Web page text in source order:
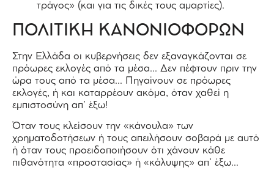
τράγος» (και για τις δικές τους αμαρτίες).
ΠΟΛΙΤΙΚΗ ΚΑΝΟΝΙΟΦΟΡΩΝ
Στην Ελλάδα οι κυβερνήσεις δεν εξαναγκάζονται σε
πρόωρες εκλογές από τα μέσα… Δεν πέφτουν πριν την
ώρα τους από τα μέσα… Πηγαίνουν σε πρόωρες
εκλογές, ή και καταρρέουν ακόμα, όταν χαθεί η
εμπιστοσύνη απ’ έξω!
Όταν τους κλείσουν την «κάνουλα» των
χρηματοδοτήσεων ή τους απειλήσουν σοβαρά με αυτό
ή όταν τους προειδοποιήσουν ότι χάνουν κάθε
πιθανότητα «προστασίας» ή «κάλυψης» απ’ έξω…